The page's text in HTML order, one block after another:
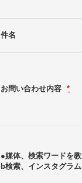
件名
お問い合わせ内容 *
●媒体、検索ワードを
b検索、インスタグラム